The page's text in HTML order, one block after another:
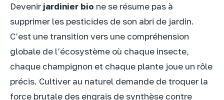
Devenirjardinier bio ne se résume pas à
supprimer les pesticides de son abri de jardin.
C’est une transition vers une compréhension
globale de l’écosystème où chaque insecte,
chaque champignon et chaque plante joue un rôle
précis. Cultiver au naturel demande de troquer la
force brutale des engrais de synthèse contre